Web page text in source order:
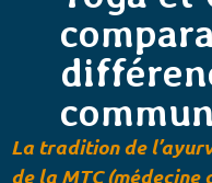
La tradition de
de la MTC (médecine